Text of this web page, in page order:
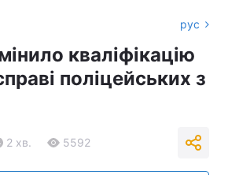
рус
кваліфікацію
поліцейських з
2 хв. 5592